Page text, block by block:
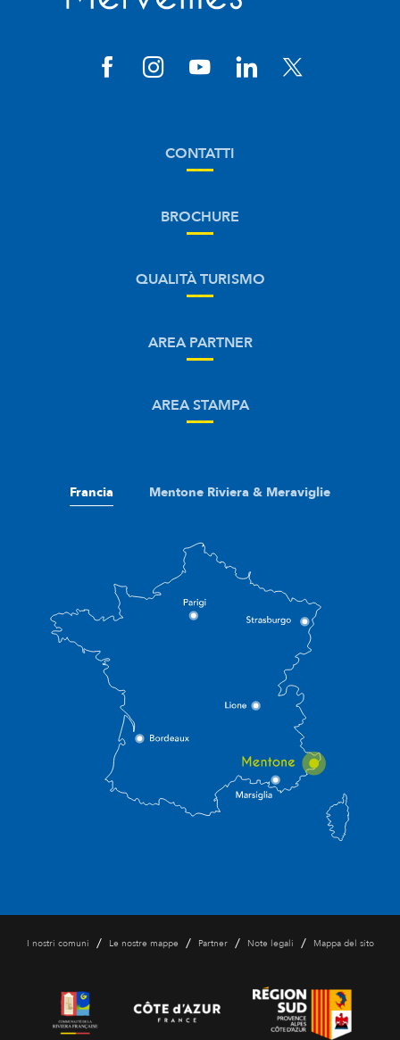
CONTATTI
BROCHURE
QUALITÀ TURISMO
AREA PARTNER
AREA STAMPA
Francia Mentone Riviera & Meraviglie
I nostri comuni / Le nostre mappe / Partner / Note legali / Mappa del sito